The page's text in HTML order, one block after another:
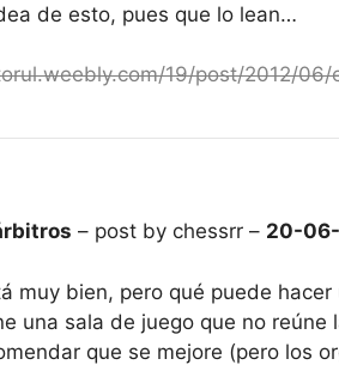
de esto, pues que lo lean…
19/post/2012/
– post by chessrr – 20-
muy bien, pero qué puede
una sala de juego que no reúne
que se mejore (pero los